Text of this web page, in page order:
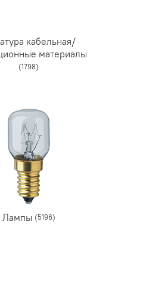
кабельная/
материалы
(1798)
Лампы (5196)